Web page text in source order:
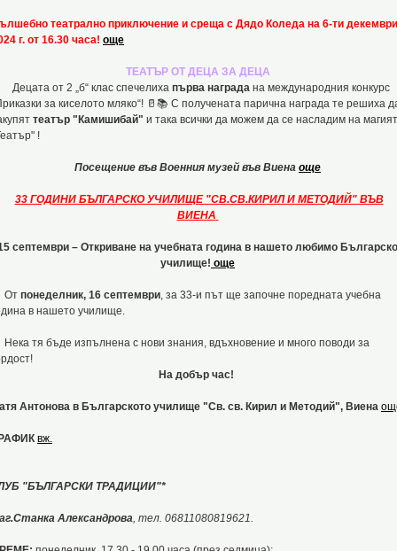
театрално приключение и среща с Дядо Коледа на 6-ти декември
г. от 16.30 часа! още
ТЕАТЪР ОТ ДЕЦА ЗА ДЕЦА
от 2 „б“ клас спечелиха първа награда на международния конкурс
за киселото мляко“! 🥛📚 С получената парична награда те решиха
театър "Камишибай" и така всички да можем да се насладим на
!
Посещение във Военния музей във Виена още
33 ГОДИНИ БЪЛГАРСКО УЧИЛИЩЕ "СВ.СВ.КИРИЛ И МЕТОДИЙ" ВЪВ
ВИЕНА
септември – Откриване на учебната година в нашето любимо Българско
училище! още
понеделник, 16 септември, за 33-и път ще започне поредната учебна
в нашето училище.
тя бъде изпълнена с нови знания, вдъхновение и много поводи за
На добър час!
Антонова в Българското училище "Св. св. Кирил и Методий", Виена
вж.
"БЪЛГАРСКИ ТРАДИЦИИ"*
Александрова, тел. 06811080819621.